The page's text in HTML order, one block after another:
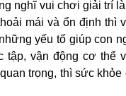
nghĩ vui chơi giải trí
mái và ổn định thì
yếu tố giúp con
tập, vận động cơ thể
trọng, thì sức